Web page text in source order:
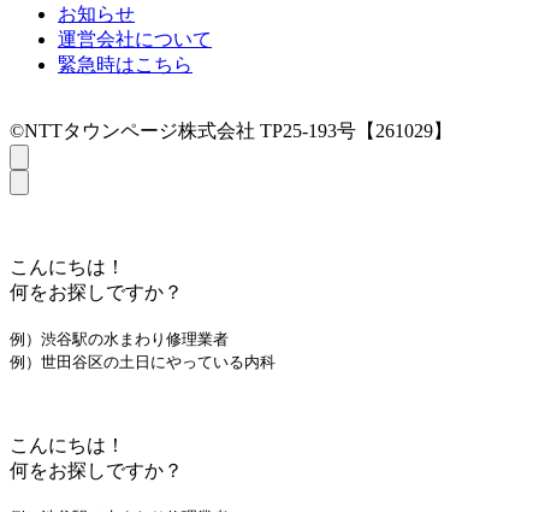
お知らせ
運営会社について
緊急時はこちら
©NTTタウンページ株式会社 TP25-193号【261029】
こんにちは！
何をお探しですか？
例）渋谷駅の水まわり修理業者
例）世田谷区の土日にやっている内科
こんにちは！
何をお探しですか？